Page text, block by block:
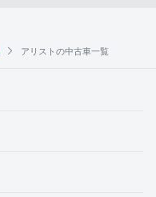
アリストの中古車一覧